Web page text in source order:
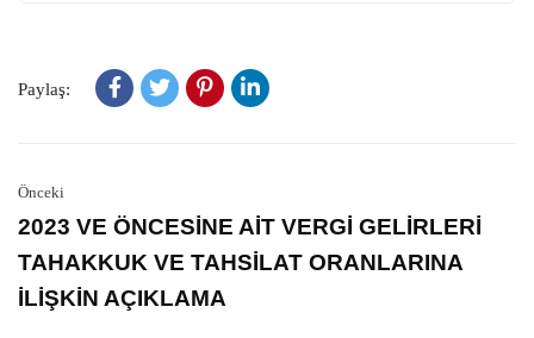
Paylaş:
Önceki
2023 VE ÖNCESİNE AİT VERGİ GELİRLERİ
TAHAKKUK VE TAHSİLAT ORANLARINA
İLİŞKİN AÇIKLAMA